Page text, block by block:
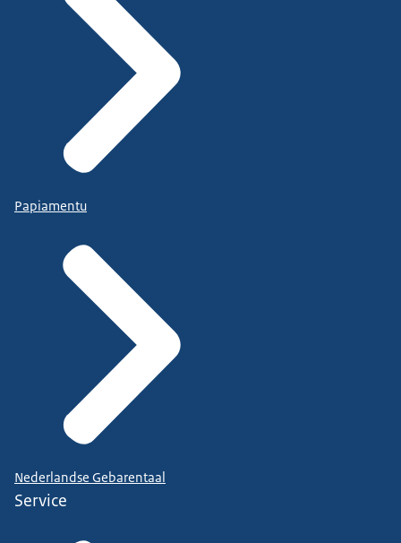
Papiamentu
Nederlandse Gebarentaal
Service